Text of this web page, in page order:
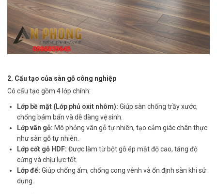
2. Cấu tạo của sàn gỗ công nghiệp
Có cấu tạo gồm 4 lớp chính:
Lớp bề mặt (Lớp phủ oxit nhôm): Giúp sàn chống trầy xước,
chống bám bẩn và dễ dàng vệ sinh.
Lớp vân gỗ: Mô phỏng vân gỗ tự nhiên, tạo cảm giác chân thực
như sàn gỗ tự nhiên.
Lớp cốt gỗ HDF: Được làm từ bột gỗ ép mật độ cao, tăng độ
cứng và chịu lực tốt.
Lớp đế: Giúp chống ẩm, chống cong vênh và ổn định sàn khi sử
dụng.